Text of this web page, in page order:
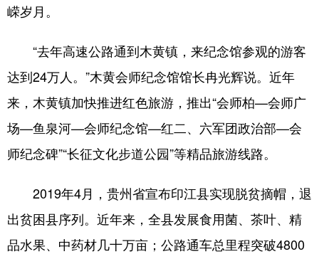
嵘岁月。
“去年高速公路通到木黄镇，来纪念馆参观的游客
达到24万人。”木黄会师纪念馆馆长冉光辉说。近年
来，木黄镇加快推进红色旅游，推出“会师柏—会师广
场—鱼泉河—会师纪念馆—红二、六军团政治部—会
师纪念碑”“长征文化步道公园”等精品旅游线路。
2019年4月，贵州省宣布印江县实现脱贫摘帽，退
出贫困县序列。近年来，全县发展食用菌、茶叶、精
品水果、中药材几十万亩；公路通车总里程突破4800